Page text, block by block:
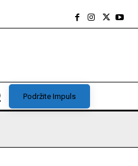
Podržite Impuls